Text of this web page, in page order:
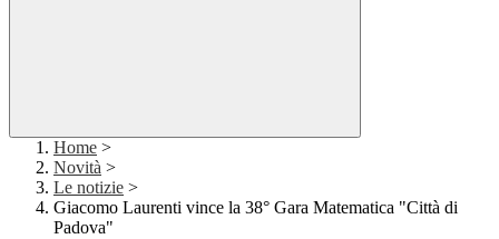
Home >
Novità >
Le notizie >
Giacomo Laurenti vince la 38° Gara Matematica "Città di
Padova"